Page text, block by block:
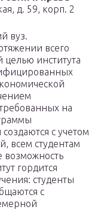
д. 59, корп. 2
вуз.
всего
целью института
на
с учетом
всем студентам
возможность
гордится
студенты
с